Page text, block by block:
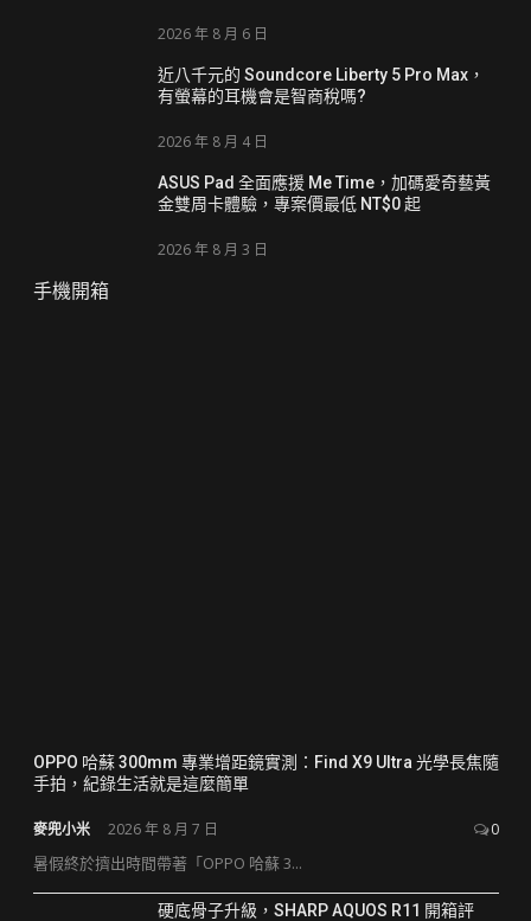
2026 年 8 月 6 日
近八千元的 Soundcore Liberty 5 Pro Max，
有螢幕的耳機會是智商稅嗎?
2026 年 8 月 4 日
ASUS Pad 全面應援 Me Time，加碼愛奇藝黃
金雙周卡體驗，專案價最低 NT$0 起
2026 年 8 月 3 日
手機開箱
OPPO 哈蘇 300mm 專業增距鏡實測：Find X9 Ultra 光學長焦隨
手拍，紀錄生活就是這麼簡單
麥兜小米 2026 年 8 月 7 日 0
暑假終於擠出時間帶著「OPPO 哈蘇 3...
硬底骨子升級，SHARP AQUOS R11 開箱評